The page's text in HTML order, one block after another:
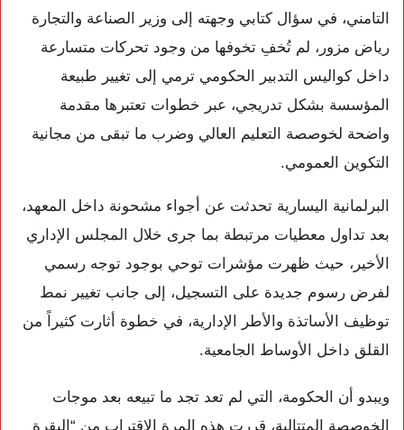
التامني، في سؤال كتابي وجهته إلى وزير الصناعة والتجارة
رياض مزور ، لم تُخفِ تخوفها من وجود تحركات متسارعة
داخل كواليس التدبير الحكومي ترمي إلى تغيير طبيعة
المؤسسة بشكل تدريجي، عبر خطوات تعتبرها مقدمة
واضحة لخوصصة التعليم العالي وضرب ما تبقى من مجانية
التكوين العمومي.
البرلمانية اليسارية تحدثت عن أجواء مشحونة داخل المعهد،
بعد تداول معطيات مرتبطة بما جرى خلال المجلس الإداري
الأخير، حيث ظهرت مؤشرات توحي بوجود توجه رسمي
لفرض رسوم جديدة على التسجيل، إلى جانب تغيير نمط
توظيف الأساتذة والأطر الإدارية، في خطوة أثارت كثيراً من
القلق داخل الأوساط الجامعية.
ويبدو أن الحكومة، التي لم تعد تجد ما تبيعه بعد موجات
الخوصصة المتتالية، قررت هذه المرة الاقتراب من “البقرة